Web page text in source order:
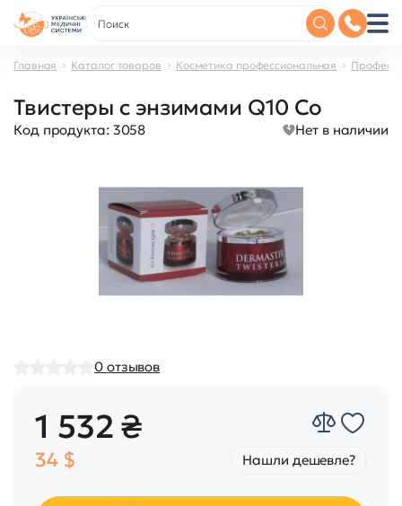
Главная Каталог товаров Косметика профессиональная
Твистеры с энзимами Q10 Co
Код продукта: 3058 Нет в наличии
0 отзывов
1 532 ₴
34 $ Нашли дешевле?